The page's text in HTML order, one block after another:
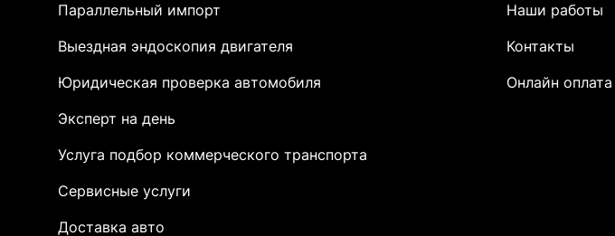
Параллельный импорт
Выездная эндоскопия двигателя
Юридическая проверка автомобиля
Эксперт на день
Услуга подбор коммерческого транспорта
Сервисные услуги
Доставка авто
Наши работы
Контакты
Онлайн оплата